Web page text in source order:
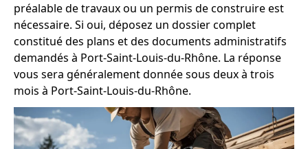
préalable de travaux ou un permis de construire est
nécessaire. Si oui, déposez un dossier complet
constitué des plans et des documents administratifs
demandés à Port-Saint-Louis-du-Rhône. La réponse
vous sera généralement donnée sous deux à trois
mois à Port-Saint-Louis-du-Rhône.